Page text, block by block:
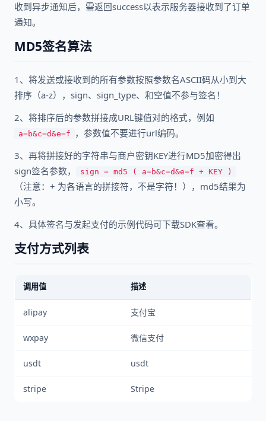
收到异步通知后，需返回success以表示服务器接收到了订单
通知。
MD5签名算法
1、将发送或接收到的所有参数按照参数名ASCII码从小到大
排序（a-z），sign、sign_type、和空值不参与签名！
2、将排序后的参数拼接成URL键值对的格式，例如
a=b&c=d&e=f
，参数值不要进行url编码。
3、再将拼接好的字符串与商户密钥KEY进行MD5加密得出
sign签名参数，
sign = md5 ( a=b&c=d&e=f + KEY )
（注意：+ 为各语言的拼接符，不是字符！），md5结果为
小写。
4、具体签名与发起支付的示例代码可下载SDK查看。
支付方式列表
调用值 描述
alipay 支付宝
wxpay 微信支付
usdt usdt
stripe Stripe